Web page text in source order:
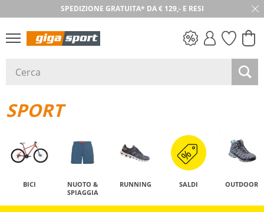
SPEDIZIONE GRATUITA* DA € 129,- E RESI
SPORT
BICI
NUOTO &
SPIAGGIA
RUNNING SALDI OUTDOOR